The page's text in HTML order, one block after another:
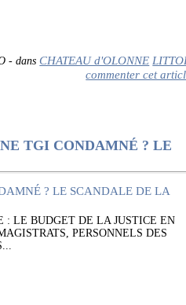
- dans CHATEAU d'OLONNE
commenter cet
TGI CONDAMNÉ ? LE
: LE BUDGET DE LA JUSTICE EN
PERSONNELS DES